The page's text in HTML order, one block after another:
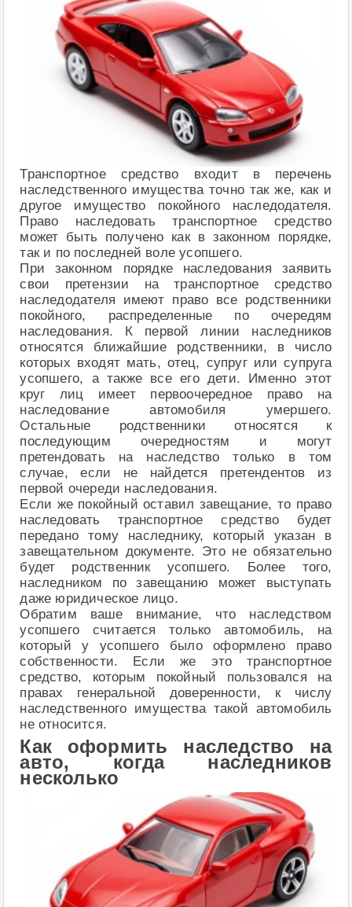
Транспортное средство входит в перечень
наследственного имущества точно так же, как и
другое имущество покойного наследодателя.
Право наследовать транспортное средство
может быть получено как в законном порядке,
так и по последней воле усопшего.
При законном порядке наследования заявить
свои претензии на транспортное средство
наследодателя имеют право все родственники
покойного, распределенные по очередям
наследования. К первой линии наследников
относятся ближайшие родственники, в число
которых входят мать, отец, супруг или супруга
усопшего, а также все его дети. Именно этот
круг лиц имеет первоочередное право на
наследование автомобиля умершего.
Остальные родственники относятся к
последующим очередностям и могут
претендовать на наследство только в том
случае, если не найдется претендентов из
первой очереди наследования.
Если же покойный оставил завещание, то право
наследовать транспортное средство будет
передано тому наследнику, который указан в
завещательном документе. Это не обязательно
будет родственник усопшего. Более того,
наследником по завещанию может выступать
даже юридическое лицо.
Обратим ваше внимание, что наследством
усопшего считается только автомобиль, на
который у усопшего было оформлено право
собственности. Если же это транспортное
средство, которым покойный пользовался на
правах генеральной доверенности, к числу
наследственного имущества такой автомобиль
не относится.
Как оформить наследство на
авто, когда наследников
несколько